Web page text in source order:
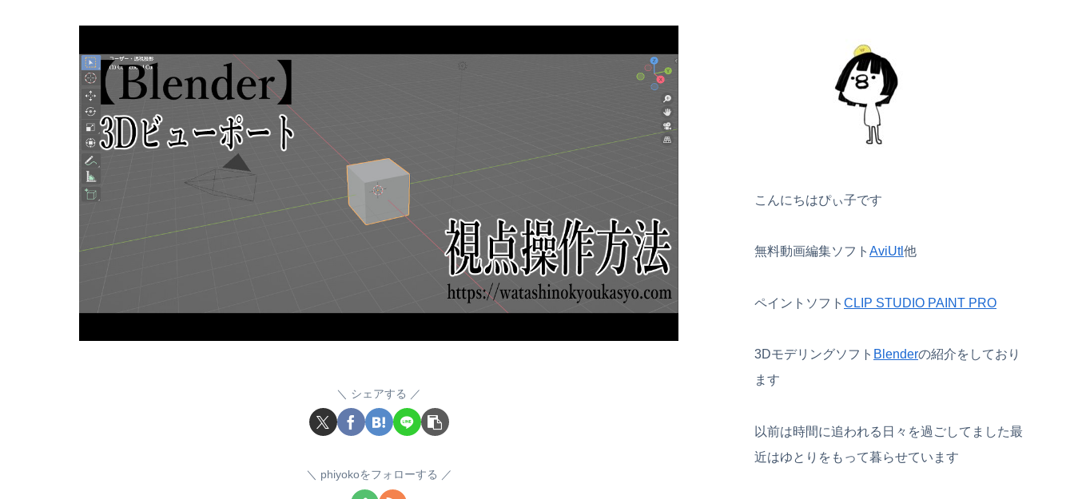
シェアする
phiyokoをフォローする
こんにちはぴぃ子です
無料動画編集ソフト AviUtl他
ペイントソフト CLIP STUDIO PAINT PRO
3Dモデリングソフト Blenderの紹介をしており
ます
以前は時間に追われる日々を過ごしてました最
近はゆとりをもって暮らせています